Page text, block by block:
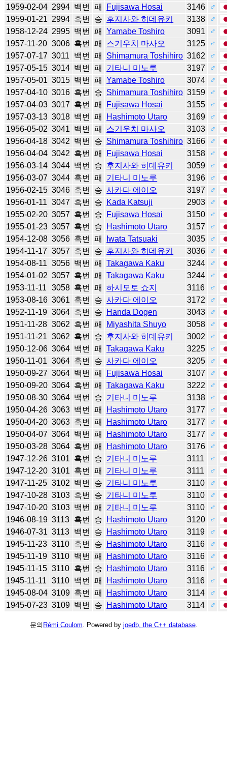
1959-02-04 2994 백번 패 Fujisawa Hosai 3146
♂
1959-01-21 2994 흑번 승 후지사와 히데유키 3138
♂
1958-12-24 2995 백번 패 Yamabe Toshiro 3091
♂
1957-11-20 3006 흑번 패 스기우치 마사오 3125
♂
1957-07-17 3011 백번 패 Shimamura Toshihiro 3162
♂
1957-05-15 3014 백번 패 기타니 미노루 3197
♂
1957-05-01 3015 백번 패 Yamabe Toshiro 3074
♂
1957-04-10 3016 흑번 승 Shimamura Toshihiro 3159
♂
1957-04-03 3017 흑번 패 Fujisawa Hosai 3155
♂
1957-03-13 3018 백번 패 Hashimoto Utaro 3169
♂
1956-05-02 3041 백번 패 스기우치 마사오 3103
♂
1956-04-18 3042 백번 승 Shimamura Toshihiro 3166
♂
1956-04-04 3042 흑번 패 Fujisawa Hosai 3158
♂
1956-03-14 3044 백번 승 후지사와 히데유키 3059
♂
1956-03-07 3044 흑번 패 기타니 미노루 3196
♂
1956-02-15 3046 흑번 승 사카다 에이오 3197
♂
1956-01-11 3047 흑번 승 Kada Katsuji 2903
♂
1955-02-20 3057 흑번 승 Fujisawa Hosai 3150
♂
1955-01-23 3057 흑번 승 Hashimoto Utaro 3157
♂
1954-12-08 3056 흑번 패 Iwata Tatsuaki 3035
♂
1954-11-17 3057 흑번 승 후지사와 히데유키 3036
♂
1954-08-11 3056 백번 패 Takagawa Kaku 3244
♂
1954-01-02 3057 흑번 패 Takagawa Kaku 3244
♂
1953-11-11
3058 흑번 패 하시모토 쇼지 3116
♂
1953-08-16 3061 흑번 승 사카다 에이오 3172
♂
1952-11-19 3064 흑번 승 Handa Dogen 3043
♂
1951-11-28 3062 흑번 패 Miyashita Shuyo 3058
♂
1951-11-21 3062 흑번 승 후지사와 히데유키 3002
♂
1950-12-06 3064 백번 패 Takagawa Kaku 3225
♂
1950-11-01 3064 흑번 승 사카다 에이오 3205
♂
1950-09-27 3064 백번 패 Fujisawa Hosai 3107
♂
1950-09-20 3064 흑번 패 Takagawa Kaku 3222
♂
1950-08-30 3064 백번 승 기타니 미노루 3138
♂
1950-04-26 3063 백번 패 Hashimoto Utaro 3177
♂
1950-04-20 3063 흑번 패 Hashimoto Utaro 3177
♂
1950-04-07 3064 백번 패 Hashimoto Utaro 3177
♂
1950-03-28 3064 흑번 패 Hashimoto Utaro 3176
♂
1947-12-26 3101 흑번 승 기타니 미노루 3111
♂
1947-12-20 3101 흑번 패 기타니 미노루 3111
♂
1947-11-25 3102 백번 승 기타니 미노루 3110
♂
1947-10-28 3103 흑번 승 기타니 미노루 3110
♂
1947-10-20 3103 백번 패 기타니 미노루 3110
♂
1946-08-19 3113 흑번 승 Hashimoto Utaro 3120
♂
1946-07-31 3113 백번 승 Hashimoto Utaro 3119
♂
1945-11-23 3110 흑번 승 Hashimoto Utaro 3116
♂
1945-11-19 3110 백번 패 Hashimoto Utaro 3116
♂
1945-11-15 3110 흑번 승 Hashimoto Utaro 3116
♂
1945-11-11
3110 백번 패 Hashimoto Utaro 3116
♂
1945-08-04 3109 흑번 패 Hashimoto Utaro 3114
♂
1945-07-23 3109 백번 승 Hashimoto Utaro 3114 ♂
문의 Rémi Coulom . Powered by joedb, the C++ database.